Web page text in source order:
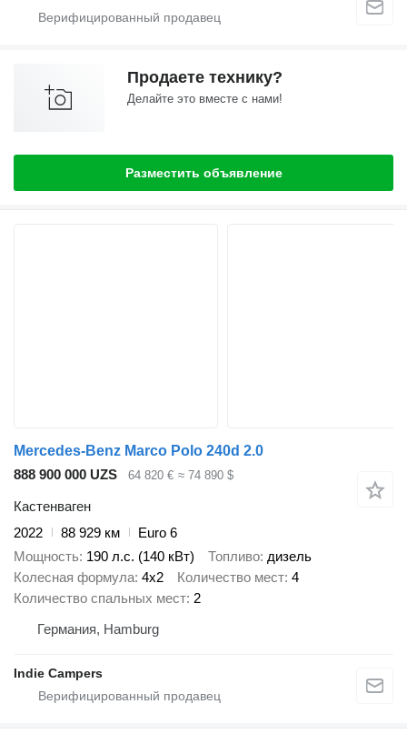
Продаете технику?
Делайте это вместе с нами!
Разместить объявление
Mercedes-Benz Marco Polo 240d 2.0
888 900 000 UZS
64 820 € ≈ 74 890 $
Кастенваген
2022
88 929 км
Euro 6
Мощность 190 л.с. (140 кВт) Топливо дизель
Колесная формула 4x2 Количество мест 4
Количество спальных мест 2
Германия, Hamburg
Indie Campers